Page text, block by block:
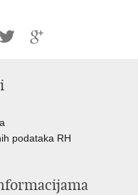
Twitteru
podataka RH